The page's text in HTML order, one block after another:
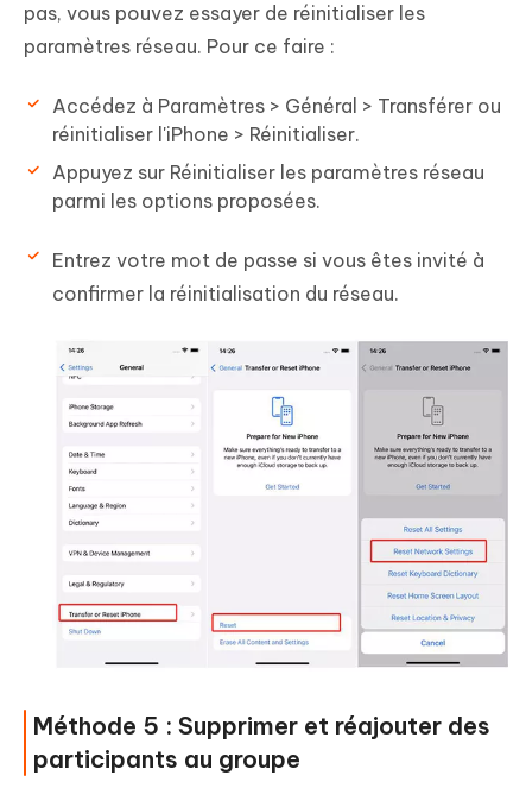
pas, vous pouvez essayer de réinitialiser les
paramètres réseau. Pour ce faire :
Accédez à Paramètres > Général > Transférer ou
réinitialiser l'iPhone > Réinitialiser.
Appuyez sur Réinitialiser les paramètres réseau
parmi les options proposées.
Entrez votre mot de passe si vous êtes invité à
confirmer la réinitialisation du réseau.
Méthode 5 : Supprimer et réajouter des
participants au groupe